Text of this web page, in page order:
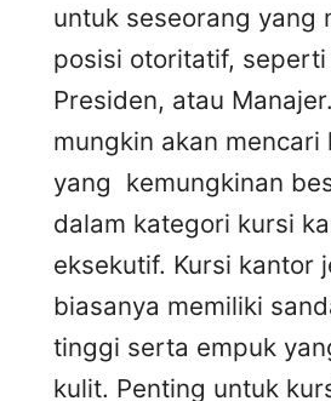
untuk seseorang yang
posisi otoritatif, seperti
Presiden, atau
mungkin akan mencari
yang kemungkinan
dalam kategori kursi
eksekutif. Kursi kantor
biasanya memiliki
tinggi serta empuk
kulit. Penting untuk